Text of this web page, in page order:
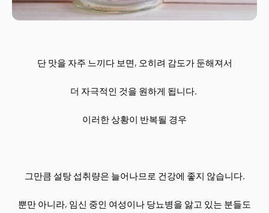
단 맛을 자주 느끼다 보면, 오히려 감도가 둔해져서
더 자극적인 것을 원하게 됩니다.
이러한 상황이 반복될 경우
그만큼 설탕 섭취량은 늘어나므로 건강에 좋지 않습니다.
뿐만 아니라, 임신 중인 여성이나 당뇨병을 앓고 있는 분들도